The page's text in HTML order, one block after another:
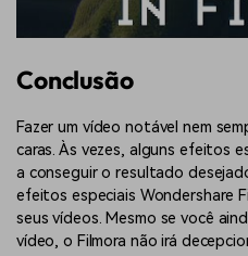
Conclusão
Fazer um vídeo notável nem
caras. Às vezes, alguns efeitos
a conseguir o resultado
efeitos especiais Wondershare
seus vídeos. Mesmo se você
vídeo, o Filmora não irá